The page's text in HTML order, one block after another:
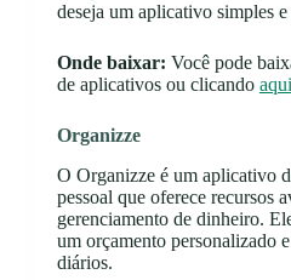
deseja um aplicativo simples
Onde baixar: Você pode
de aplicativos ou clicando
Organizze
O Organizze é um aplicativo
pessoal que oferece recursos
gerenciamento de dinheiro.
um orçamento personalizado
diários.